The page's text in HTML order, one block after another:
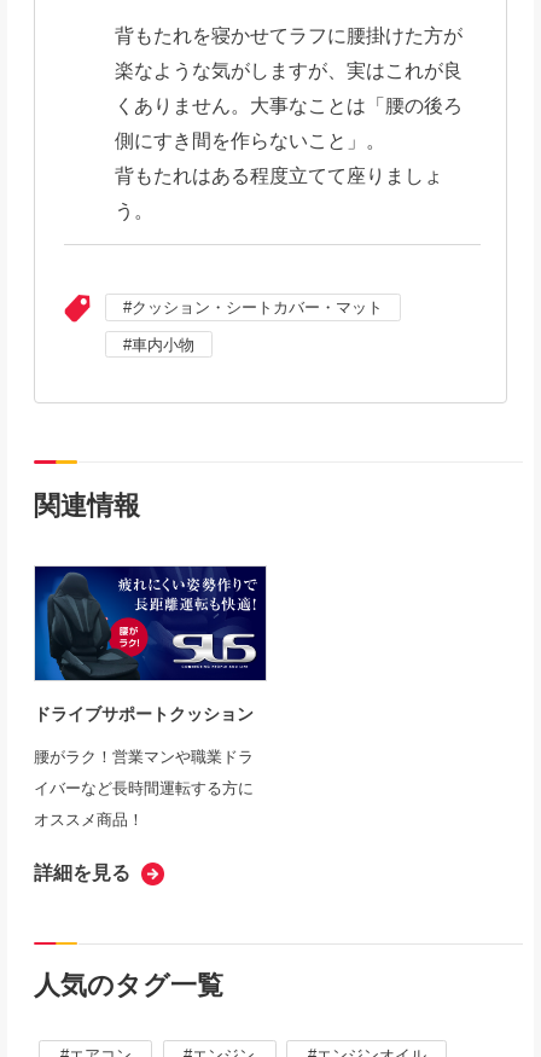
背もたれを寝かせてラフに腰掛けた方が
楽なような気がしますが、実はこれが良
くありません。大事なことは「腰の後ろ
側にすき間を作らないこと」。
背もたれはある程度立てて座りましょ
う。
クッション・シートカバー・マット
車内小物
関連情報
ドライブサポートクッション
腰がラク！営業マンや職業ドラ
イバーなど長時間運転する方に
オススメ商品！
詳細を見る
人気のタグ一覧